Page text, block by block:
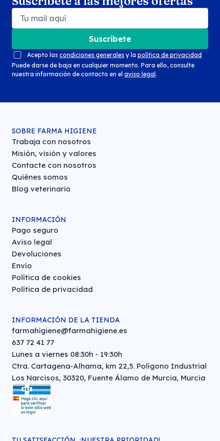
Suscríbete
Acepto las condiciones generales y la política de privacidad
Puede darse de baja en cualquier momento. Para ello, consulte
nuestra información de contacto en el aviso legal .
SOBRE FARMA HIGIENE
Trabaja con nosotros
Misión, visión y valores
Contacte con nosotros
Quiénes somos
Blog veterinario
INFORMACIÓN
Pago seguro
Aviso legal
Devoluciones
Envío
Política de cookies
Política de privacidad
INFORMACIÓN DE LA TIENDA
farmahigiene@farmahigiene.es
637 72 41 77
Lunes a viernes 08:30h - 19:30h
Ctra. Cartagena-Alhama, km 22,5. Polígono Industrial
Los Narcisos, 30320, Fuente Álamo de Murcia, Murcia